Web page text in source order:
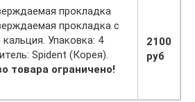
прокладка
прокладка с
Упаковка: 4
Spident (Корея).
товара ограничено!
2100
руб